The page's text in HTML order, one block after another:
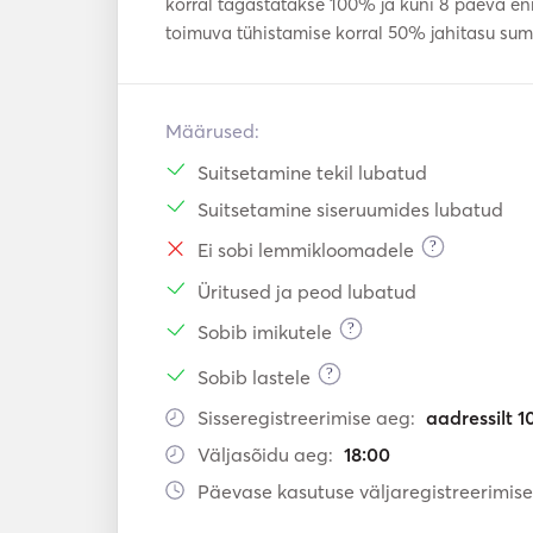
- Sea bob
- Guide for for Delos
- Transportation
*Prices displayed are for up to 18 guests for
a request, in order to send you a
**Only at full day cruises (8hours) we do
***Destination is always depending on the
can be arranged aboard with the captain.
**** All extras are to be settled in cash
toimuva tühistamise korral 50% jahitasu
Määrused:
Suitsetamine tekil lubatud
Suitsetamine siseruumides lubatud
Ei sobi lemmikloomadele
?
Üritused ja peod lubatud
Sobib imikutele
?
Sobib lastele ?
Sisseregistreerimise aeg: aadressilt
Väljasõidu aeg: 18:00
Päevase kasutuse